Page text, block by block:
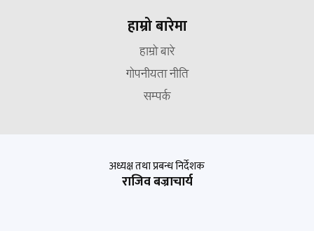
हाम्रो बारेमा
हाम्रो बारे
गोपनीयता नीति
सम्पर्क
अध्यक्ष तथा प्रबन्ध निर्देशक
राजिव बज्राचार्य